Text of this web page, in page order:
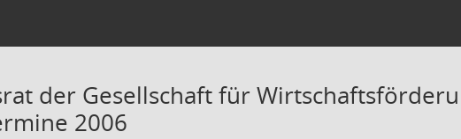
der Gesellschaft für
2006